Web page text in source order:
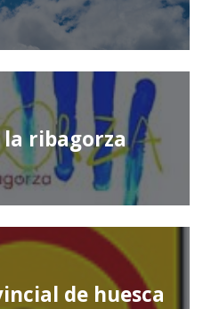
ribagorza
de huesca